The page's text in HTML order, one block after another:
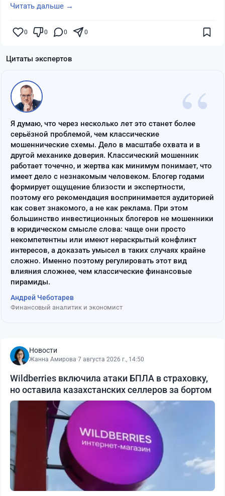
Читать дальше →
0 0 0 0
Цитаты экспертов
“
Я думаю, что через несколько лет это станет более
серьёзной проблемой, чем классические
мошеннические схемы. Дело в масштабе охвата и в
другой механике доверия. Классический мошенник
работает точечно, и жертва как минимум понимает, что
имеет дело с незнакомым человеком. Блогер годами
формирует ощущение близости и экспертности,
поэтому его рекомендация воспринимается аудиторией
как совет знакомого, а не как реклама. При этом
большинство инвестиционных блогеров не мошенники
в юридическом смысле слова: чаще они просто
некомпетентны или имеют нераскрытый конфликт
интересов, а доказать умысел в таких случаях крайне
сложно. Именно поэтому регулировать этот вид
влияния сложнее, чем классические финансовые
пирамиды.
Андрей Чеботарев
Финансовый аналитик и экономист
Новости
Жанна Амирова·7 августа 2026 г., 14:50
Wildberries включила атаки БПЛА в страховку,
но оставила казахстанских селлеров за бортом